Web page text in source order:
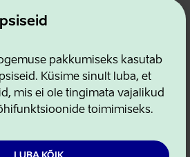
pakkumiseks kasutab
Küsime sinult luba, et
mis ei ole tingimata vajalikud
toimimiseks.